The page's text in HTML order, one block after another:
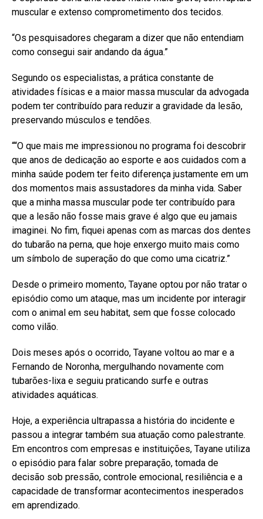
muscular e extenso comprometimento dos tecidos.
“Os pesquisadores chegaram a dizer que não entendiam
como consegui sair andando da água.”
Segundo os especialistas, a prática constante de
atividades físicas e a maior massa muscular da advogada
podem ter contribuído para reduzir a gravidade da lesão,
preservando músculos e tendões.
““O que mais me impressionou no programa foi descobrir
que anos de dedicação ao esporte e aos cuidados com a
minha saúde podem ter feito diferença justamente em um
dos momentos mais assustadores da minha vida. Saber
que a minha massa muscular pode ter contribuído para
que a lesão não fosse mais grave é algo que eu jamais
imaginei. No fim, fiquei apenas com as marcas dos dentes
do tubarão na perna, que hoje enxergo muito mais como
um símbolo de superação do que como uma cicatriz.”
Desde o primeiro momento, Tayane optou por não tratar o
episódio como um ataque, mas um incidente por interagir
com o animal em seu habitat, sem que fosse colocado
como vilão.
Dois meses após o ocorrido, Tayane voltou ao mar e a
Fernando de Noronha, mergulhando novamente com
tubarões-lixa e seguiu praticando surfe e outras
atividades aquáticas.
Hoje, a experiência ultrapassa a história do incidente e
passou a integrar também sua atuação como palestrante.
Em encontros com empresas e instituições, Tayane utiliza
o episódio para falar sobre preparação, tomada de
decisão sob pressão, controle emocional, resiliência e a
capacidade de transformar acontecimentos inesperados
em aprendizado.